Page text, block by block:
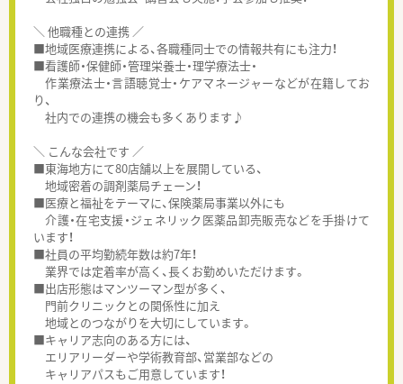
＼ 他職種との連携 ／
■地域医療連携による、各職種同士での情報共有にも注力！
■看護師・保健師・管理栄養士・理学療法士・
作業療法士・言語聴覚士・ケアマネージャーなどが在籍してお
り、
社内での連携の機会も多くあります♪
＼ こんな会社です ／
■東海地方にて80店舗以上を展開している、
地域密着の調剤薬局チェーン！
■医療と福祉をテーマに、保険薬局事業以外にも
介護・在宅支援・ジェネリック医薬品卸売販売などを手掛けて
います！
■社員の平均勤続年数は約7年！
業界では定着率が高く、長くお勤めいただけます。
■出店形態はマンツーマン型が多く、
門前クリニックとの関係性に加え
地域とのつながりを大切にしています。
■キャリア志向のある方には、
エリアリーダーや学術教育部、営業部などの
キャリアパスもご用意しています！